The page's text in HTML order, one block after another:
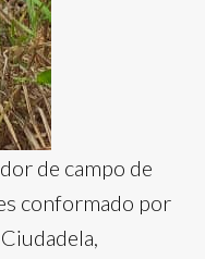
de campo de
conformado por